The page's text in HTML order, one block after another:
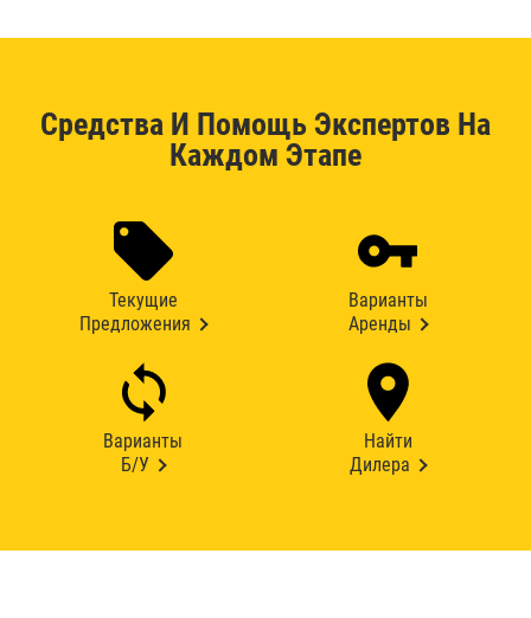
Средства И Помощь Экспертов На
Каждом Этапе
Текущие
Предложения
Варианты
Аренды
Варианты
Б/У
Найти
Дилера